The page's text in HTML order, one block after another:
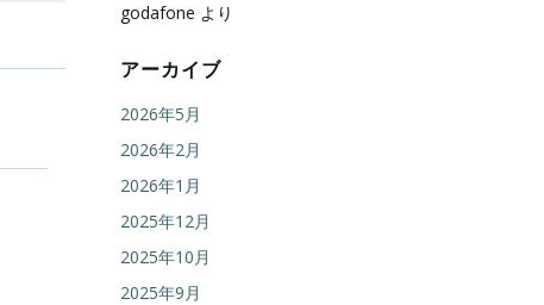
godafone より
アーカイブ
2026年5月
2026年2月
2026年1月
2025年12月
2025年10月
2025年9月